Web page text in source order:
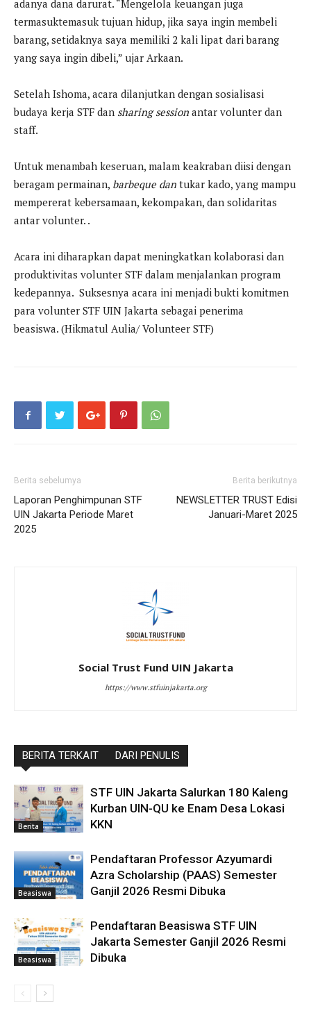
adanya dana darurat. “Mengelola keuangan juga
termasuktemasuk tujuan hidup, jika saya ingin membeli
barang, setidaknya saya memiliki 2 kali lipat dari barang
yang saya ingin dibeli,” ujar Arkaan.
Setelah Ishoma, acara dilanjutkan dengan sosialisasi
budaya kerja STF dan sharing session antar volunter dan
staff.
Untuk menambah keseruan, malam keakraban diisi dengan
beragam permainan, barbeque dan tukar kado, yang mampu
mempererat kebersamaan, kekompakan, dan solidaritas
antar volunter. .
Acara ini diharapkan dapat meningkatkan kolaborasi dan
produktivitas volunter STF dalam menjalankan program
kedepannya. Suksesnya acara ini menjadi bukti komitmen
para volunter STF UIN Jakarta sebagai penerima
beasiswa. (Hikmatul Aulia/ Volunteer STF)
Berita sebelumya
Laporan Penghimpunan STF
UIN Jakarta Periode Maret
2025
Berita berikutnya
NEWSLETTER TRUST Edisi
Januari-Maret 2025
Social Trust Fund UIN Jakarta
https://www.stfuinjakarta.org
BERITA TERKAIT DARI PENULIS
Berita
STF UIN Jakarta Salurkan 180 Kaleng
Kurban UIN-QU ke Enam Desa Lokasi
KKN
Beasiswa
Pendaftaran Professor Azyumardi
Azra Scholarship (PAAS) Semester
Ganjil 2026 Resmi Dibuka
Beasiswa
Pendaftaran Beasiswa STF UIN
Jakarta Semester Ganjil 2026 Resmi
Dibuka